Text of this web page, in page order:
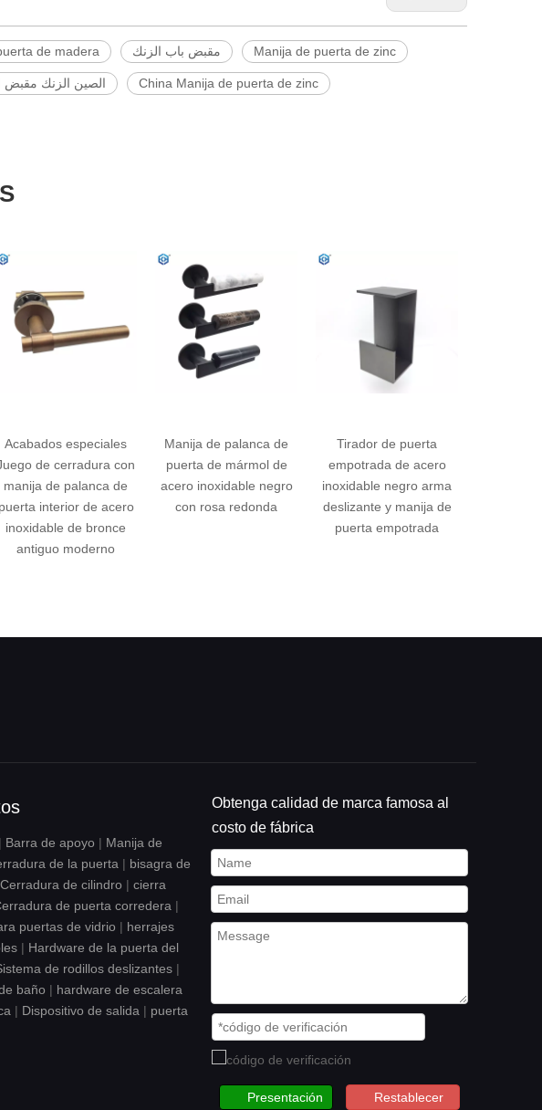
de madera مقبض باب الزنك Manija de puerta de zinc
الصين الزنك مقبض China Manija de puerta de zinc
Manija de palanca de
puerta de mármol de
acero inoxidable negro
con rosa redonda
Tirador de puerta
empotrada de acero
inoxidable negro arma
deslizante y manija de
Manija de puerta
corrediza elevable
interna, conjunto sólido
de latón dorado de
nuevo diseño, para
| Barra de apoyo | Manija de
de la puerta | bisagra de
Cerradura de cilindro | cierra
de puerta corredera |
puertas de vidrio | herrajes
| Hardware de la puerta del
de rodillos deslizantes |
baño | hardware de escalera
| Dispositivo de salida | puerta
Obtenga calidad de marca famosa al
costo de fábrica
Presentación Restablecer